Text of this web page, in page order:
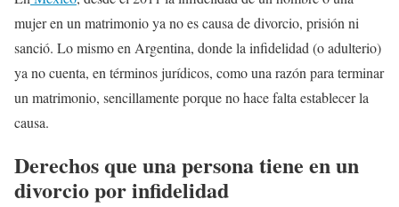
mujer en un matrimonio ya no es causa de divorcio, prisión ni
sanció. Lo mismo en Argentina, donde la infidelidad (o adulterio)
ya no cuenta, en términos jurídicos, como una razón para terminar
un matrimonio, sencillamente porque no hace falta establecer la
causa.
Derechos que una persona tiene en un
divorcio por infidelidad